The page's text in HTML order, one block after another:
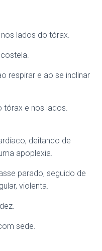
lados do tórax.
respirar e ao se inclinar
tórax e nos lados.
deitando de
apoplexia.
parado, seguido de
violenta.
sede.